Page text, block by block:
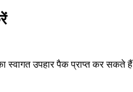
स्वागत उपहार पैक प्राप्त कर सकते हैं